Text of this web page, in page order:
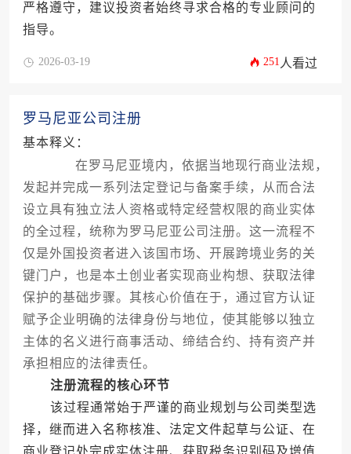
严格遵守，建议投资者始终寻求合格的专业顾问的
指导。
2026-03-19 251 人看过
罗马尼亚公司注册
基本释义：
在罗马尼亚境内，依据当地现行商业法规，
发起并完成一系列法定登记与备案手续，从而合法
设立具有独立法人资格或特定经营权限的商业实体
的全过程，统称为罗马尼亚公司注册。这一流程不
仅是外国投资者进入该国市场、开展跨境业务的关
键门户，也是本土创业者实现商业构想、获取法律
保护的基础步骤。其核心价值在于，通过官方认证
赋予企业明确的法律身份与地位，使其能够以独立
主体的名义进行商事活动、缔结合约、持有资产并
承担相应的法律责任。
注册流程的核心环节
该过程通常始于严谨的商业规划与公司类型选
择，继而进入名称核准、法定文件起草与公证、在
商业登记处完成实体注册、获取税务识别码及增值